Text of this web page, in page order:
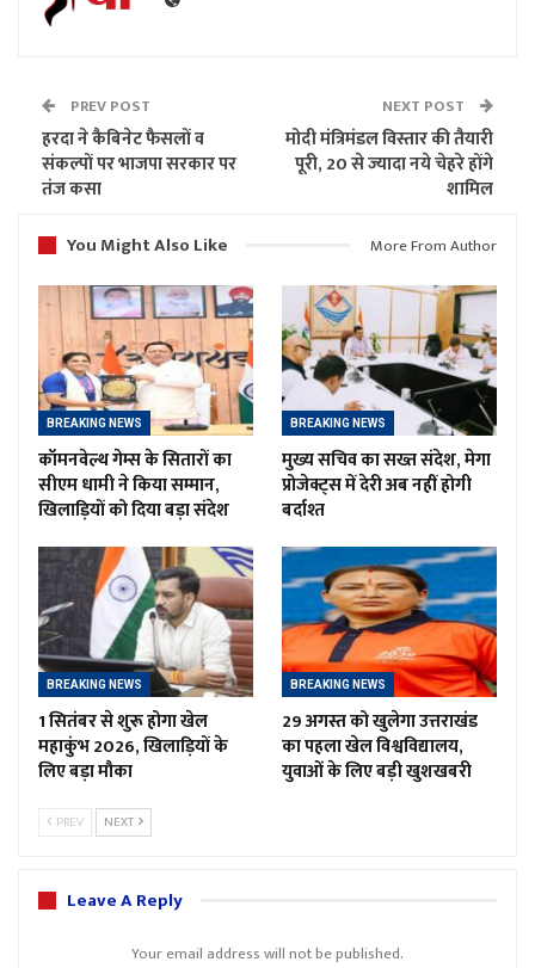
PREV POST
हरदा ने कैबिनेट फैसलों व
संकल्पों पर भाजपा सरकार पर
तंज कसा
NEXT POST
मोदी मंत्रिमंडल विस्तार की तैयारी
पूरी, 20 से ज्यादा नये चेहरे होंगे
शामिल
You Might Also Like
More From Author
BREAKING NEWS
कॉमनवेल्थ गेम्स के सितारों का
सीएम धामी ने किया सम्मान,
खिलाड़ियों को दिया बड़ा संदेश
BREAKING NEWS
मुख्य सचिव का सख्त संदेश, मेगा
प्रोजेक्ट्स में देरी अब नहीं होगी
बर्दाश्त
BREAKING NEWS
1 सितंबर से शुरू होगा खेल
महाकुंभ 2026, खिलाड़ियों के
लिए बड़ा मौका
BREAKING NEWS
29 अगस्त को खुलेगा उत्तराखंड
का पहला खेल विश्वविद्यालय,
युवाओं के लिए बड़ी खुशखबरी
PREV NEXT
Leave A Reply
Your email address will not be published.